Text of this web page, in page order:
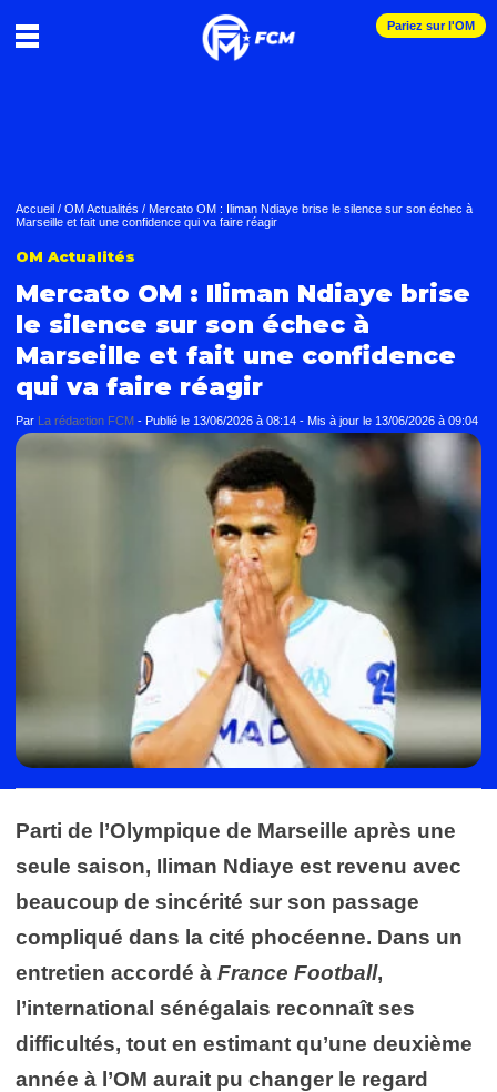
Pariez sur l'OM
Accueil / OM Actualités / Mercato OM : Iliman Ndiaye brise le silence sur son échec à
Marseille et fait une confidence qui va faire réagir
OM Actualités
Mercato OM : Iliman Ndiaye brise
le silence sur son échec à
Marseille et fait une confidence
qui va faire réagir
Par La rédaction FCM - Publié le 13/06/2026 à 08:14 - Mis à jour le 13/06/2026 à 09:04
Parti de l’Olympique de Marseille après une
seule saison, Iliman Ndiaye est revenu avec
beaucoup de sincérité sur son passage
compliqué dans la cité phocéenne. Dans un
entretien accordé à France Football,
l’international sénégalais reconnaît ses
difficultés, tout en estimant qu’une deuxième
année à l’OM aurait pu changer le regard